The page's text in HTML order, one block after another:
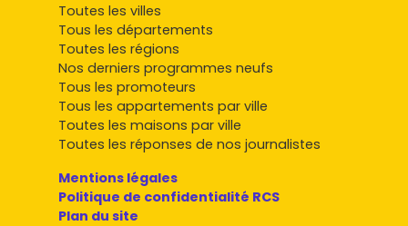
Toutes les villes
Tous les départements
Toutes les régions
Nos derniers programmes neufs
Tous les promoteurs
Tous les appartements par ville
Toutes les maisons par ville
Toutes les réponses de nos journalistes
Mentions légales
Politique de confidentialité RCS
Plan du site